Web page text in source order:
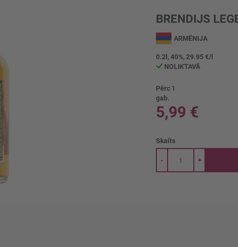
BRENDIJS
ARMĒNIJA
0.2l, 40%, 29.95 €/l
NOLIKTAVĀ
Pērc 1
gab.
5,99 €
Skaits
+
-